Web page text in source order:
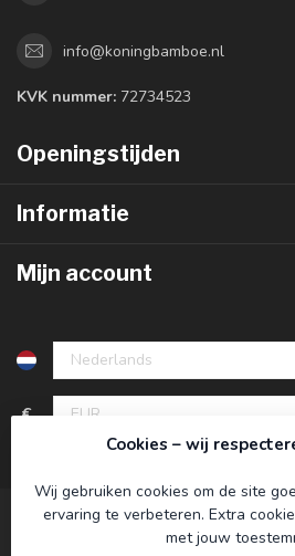
info@koningbamboe.nl
KVK nummer: 72734523
Openingstijden
Informatie
Mijn account
€
Cookies – wij
Wij gebruiken cookies om de site
ervaring te verbeteren. Extra
met jouw